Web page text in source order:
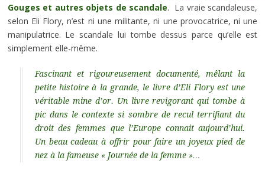
Gouges et autres objets de scandale. La vraie scandaleuse,
selon Eli Flory, n’est ni une militante, ni une provocatrice, ni une
manipulatrice. Le scandale lui tombe dessus parce qu’elle est
simplement elle-même.
Fascinant et rigoureusement documenté, mêlant la
petite histoire à la grande, le livre d’Eli Flory est une
véritable mine d’or. Un livre revigorant qui tombe à
pic dans le contexte si sombre de recul terrifiant du
droit des femmes que l’Europe connait aujourd’hui.
Un beau cadeau à offrir pour faire un joyeux pied de
nez à la fameuse « Journée de la femme »…